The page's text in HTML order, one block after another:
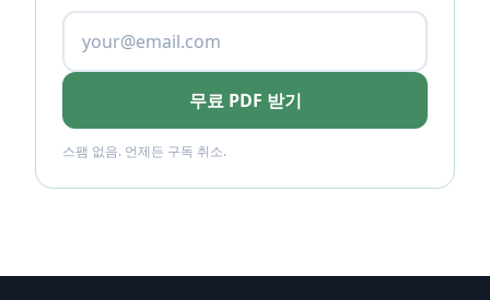
무료 PDF 받기
스팸 없음. 언제든 구독 취소.